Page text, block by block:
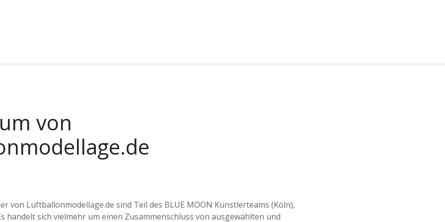
von
von Luftballonmodellage.de sind Teil des BLUE MOON Künstlerteams (Köln),
handelt sich vielmehr um einen Zusammenschluss von ausgewählten und